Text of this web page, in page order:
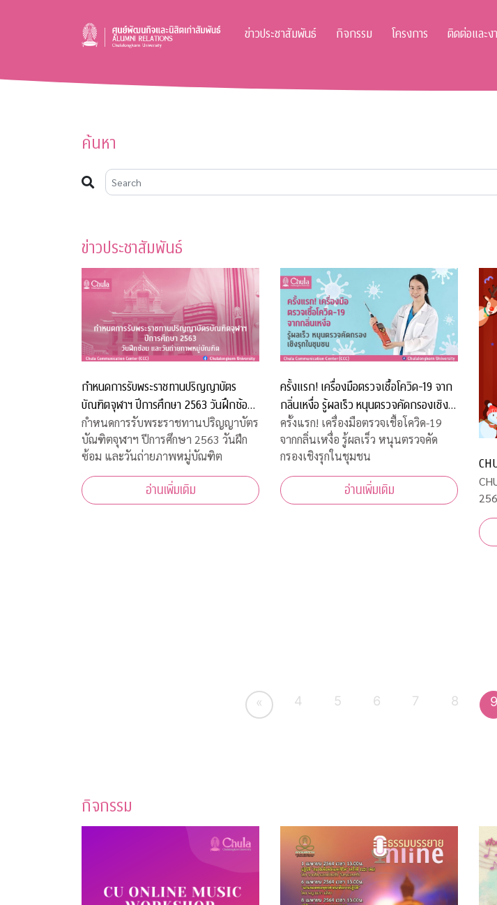
ข่าวประชาสัมพันธ์ กิจกรรม โครงการ ติดต่อและง
ค้นหา
ข่าวประชาสัมพันธ์
กำหนดการรับพระราชทานปริญญาบัตร
บัณฑิตจุฬาฯ ปีการศึกษา 2563 วันฝึกซ้อม
และวันถ่ายภาพหมู่บัณฑิต
กำหนดการรับพระราชทานปริญญาบัตร
บัณฑิตจุฬาฯ ปีการศึกษา 2563 วันฝึก
ซ้อม และวันถ่ายภาพหมู่บัณฑิต
อ่านเพิ่มเติม
ครั้งแรก! เครื่องมือตรวจเชื้อโควิด-19 จาก
กลิ่นเหงื่อ รู้ผลเร็ว หนุนตรวจคัดกรองเชิง
รุกในชุมชน
ครั้งแรก! เครื่องมือตรวจเชื้อโควิด-19
จากกลิ่นเหงื่อ รู้ผลเร็ว หนุนตรวจคัด
กรองเชิงรุกในชุมชน
อ่านเพิ่มเติม
« 4 5 6 7 8 9
กิจกรรม